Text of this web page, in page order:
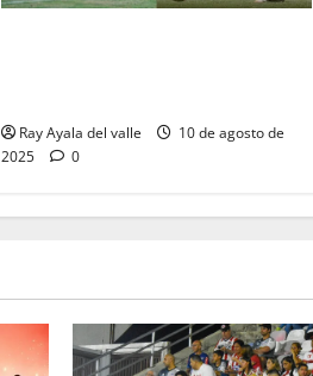
Ray Ayala del valle
10 de agosto de
2025
0